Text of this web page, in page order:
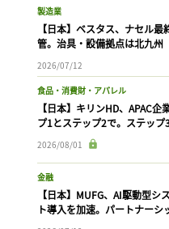
製造業
【日本】ベスタス、ナセル
管。治具・設備拠点は北九州
2026/07/12
食品・消費財・アパレル
【日本】キリンHD、APAC
プ1とステップ2で。ステップ
2026/08/01
金融
【日本】MUFG、AI駆動型
ト導入を加速。パートナーシ